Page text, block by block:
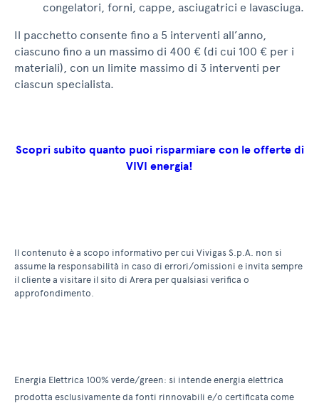
congelatori, forni, cappe, asciugatrici e lavasciuga.
Il pacchetto consente fino a 5 interventi all’anno,
ciascuno fino a un massimo di 400 € (di cui 100 € per i
materiali), con un limite massimo di 3 interventi per
ciascun specialista.
Scopri subito quanto puoi risparmiare con le offerte di
VIVI energia!
Il contenuto è a scopo informativo per cui Vivigas S.p.A. non si
assume la responsabilità in caso di errori/omissioni e invita sempre
il cliente a visitare il sito di Arera per qualsiasi verifica o
approfondimento.
Energia Elettrica 100% verde/green: si intende energia elettrica
prodotta esclusivamente da fonti rinnovabili e/o certificata come